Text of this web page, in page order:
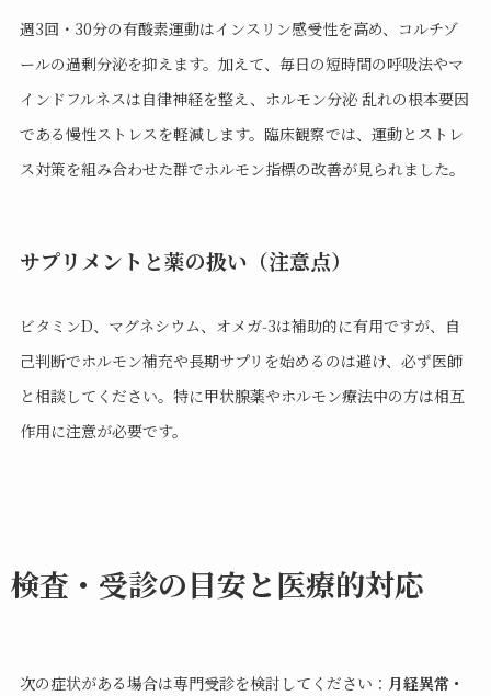
週3回・30分の有酸素運動はインスリン感受性を高め、コルチゾ
ールの過剰分泌を抑えます。加えて、毎日の短時間の呼吸法やマ
インドフルネスは自律神経を整え、ホルモン分泌 乱れの根本要因
である慢性ストレスを軽減します。臨床観察では、運動とストレ
ス対策を組み合わせた群でホルモン指標の改善が見られました。
サプリメントと薬の扱い（注意点）
ビタミンD、マグネシウム、オメガ‑3は補助的に有用ですが、自
己判断でホルモン補充や長期サプリを始めるのは避け、必ず医師
と相談してください。特に甲状腺薬やホルモン療法中の方は相互
作用に注意が必要です。
検査・受診の目安と医療的対応
次の症状がある場合は専門受診を検討してください： 月経異常・